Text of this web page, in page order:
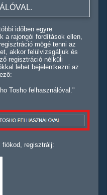
időben egyre
a rajongói fordítások ellen,
mögé tenni az
akkor felülvizsgáljuk és
regisztráció nélküli
lehet bejelentkezni az
Tosho felhasználóval."
regisztrálj: